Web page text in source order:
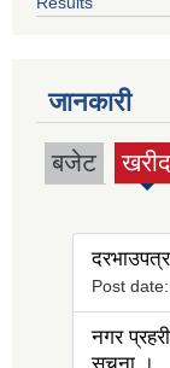
जानकारी
बजेट खरीद
(active
Post date:
नगर